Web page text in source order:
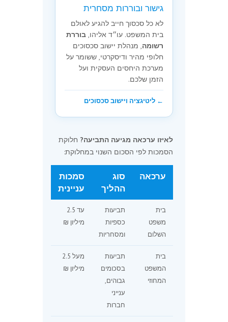
גישור ובוררות מסחרית
לא כל סכסוך חייב להגיע לאולם
בית המשפט. עו״ד אליהו, בוררת
רשומה, מנהלת יישוב סכסוכים
חלופי מהיר ודיסקרטי, ששומר על
מערכת היחסים העסקית ועל
הזמן שלכם.
← ליטיגציה ויישוב סכסוכים
לאיזו ערכאה מגיעה התביעה? חלוקת
הסמכות לפי הסכום השנוי במחלוקת:
ערכאה
סוג
ההליך
סמכות
עניינית
בית
משפט
השלום
תביעות
כספיות
ומסחריות
עד 2.5
מיליון ₪
בית
המשפט
המחוזי
תביעות
בסכומים
גבוהים,
ענייני
חברות
מעל 2.5
מיליון ₪